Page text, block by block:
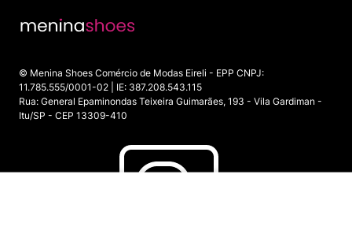
© Menina Shoes Comércio de Modas Eireli - EPP CNPJ:
11.785.555/0001-02 | IE: 387.208.543.115
Rua: General Epaminondas Teixeira Guimarães, 193 - Vila Gardiman -
Itu/SP - CEP 13309-410